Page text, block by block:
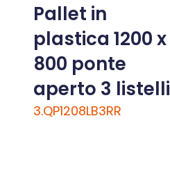
Pallet in
plastica 1200 x
800 ponte
aperto 3 listelli
3.QP1208LB3RR